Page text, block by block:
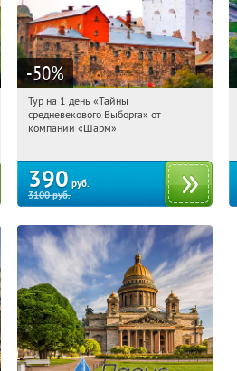
-50%
07:57:59
Достоевская
Тур на 1 день «Тайны
средневекового Выборга» от
компании «Шарм»
390 руб.
3100руб.